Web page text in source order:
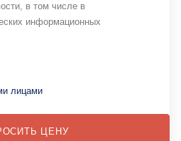
в том числе в
информационных
лицами
ЦЕНУ